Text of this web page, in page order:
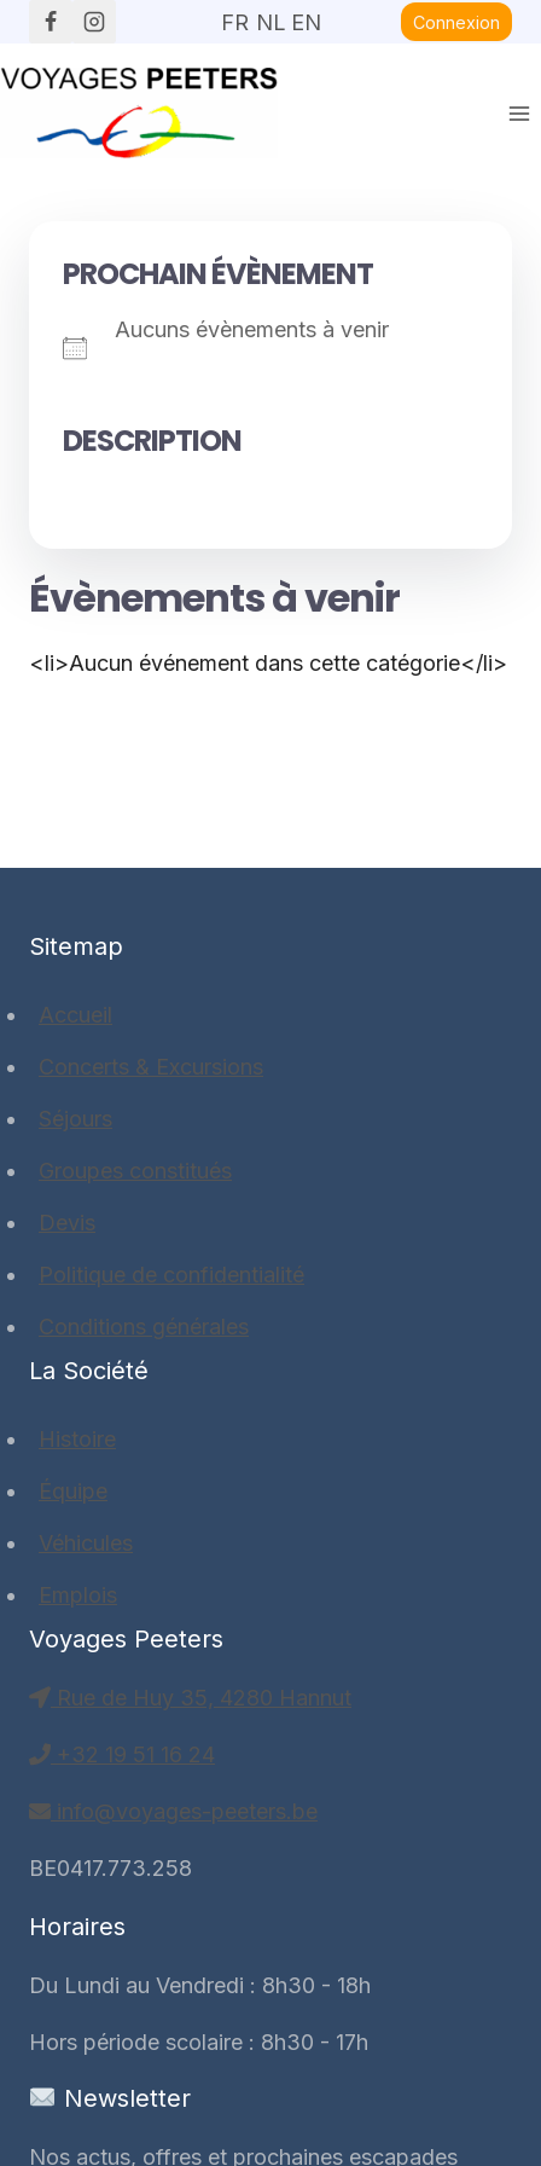
contenu
FR NL EN Connexion
PROCHAIN ÉVÈNEMENT
Aucuns évènements à venir
DESCRIPTION
Évènements à venir
<li>Aucun événement dans cette catégorie</li>
Sitemap
Accueil
Concerts & Excursions
Séjours
Groupes constitués
Devis
Politique de confidentialité
Conditions générales
La Société
Histoire
Équipe
Véhicules
Emplois
Voyages Peeters
Rue de Huy 35, 4280 Hannut
+32 19 51 16 24
info@voyages-peeters.be
BE0417.773.258
Horaires
Du Lundi au Vendredi : 8h30 - 18h
Hors période scolaire : 8h30 - 17h
Newsletter
Nos actus, offres et prochaines escapades